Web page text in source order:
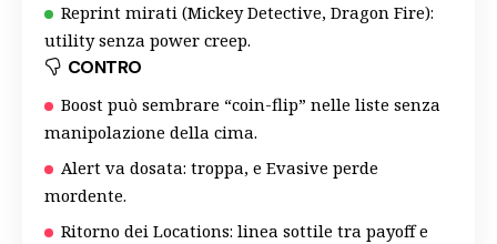
Reprint mirati (Mickey Detective, Dragon Fire):
utility senza power creep.
CONTRO
Boost può sembrare “coin-flip” nelle liste senza
manipolazione della cima.
Alert va dosata: troppa, e Evasive perde
mordente.
Ritorno dei Locations: linea sottile tra payoff e